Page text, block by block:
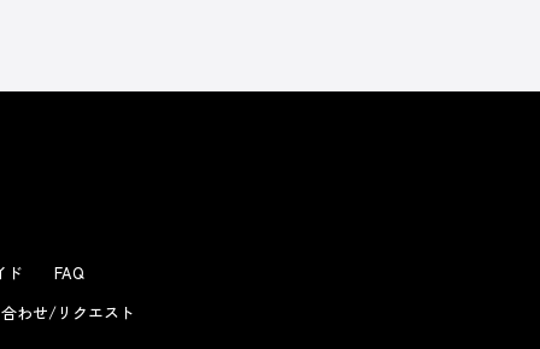
ド
FAQ
わせ/リクエスト